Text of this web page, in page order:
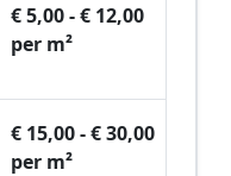
€ 5,00 - € 12,00
per m²
€ 15,00 - € 30,00
per m²